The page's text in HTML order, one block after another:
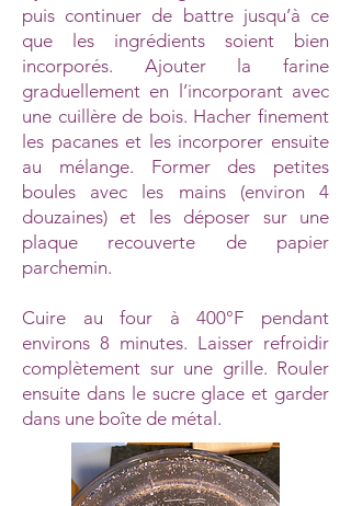
puis continuer de battre jusqu’à ce
que les ingrédients soient bien
incorporés. Ajouter la farine
graduellement en l’incorporant avec
une cuillère de bois. Hacher finement
les pacanes et les incorporer ensuite
au mélange. Former des petites
boules avec les mains (environ 4
douzaines) et les déposer sur une
plaque recouverte de papier
parchemin.
Cuire au four à 400°F pendant
environs 8 minutes. Laisser refroidir
complètement sur une grille. Rouler
ensuite dans le sucre glace et garder
dans une boîte de métal.